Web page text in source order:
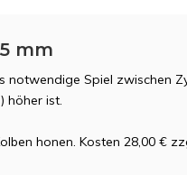
mm
notwendige Spiel zwischen
höher ist.
honen. Kosten 28,00 €